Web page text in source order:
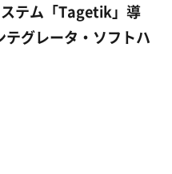
ステム「Tagetik」導
グレータ・ソフトハ